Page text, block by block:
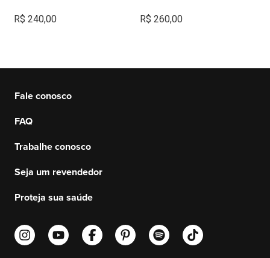
R$ 240,00 R$ 260,00
Fale conosco
FAQ
Trabalhe conosco
Seja um revendedor
Proteja sua saúde